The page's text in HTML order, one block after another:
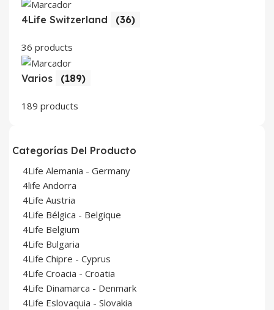
4Life Switzerland (36)
36 products
Varios (189)
189 products
Categorías Del Producto
4Life Alemania - Germany
4life Andorra
4Life Austria
4Life Bélgica - Belgique
4Life Belgium
4Life Bulgaria
4Life Chipre - Cyprus
4Life Croacia - Croatia
4Life Dinamarca - Denmark
4Life Eslovaquia - Slovakia